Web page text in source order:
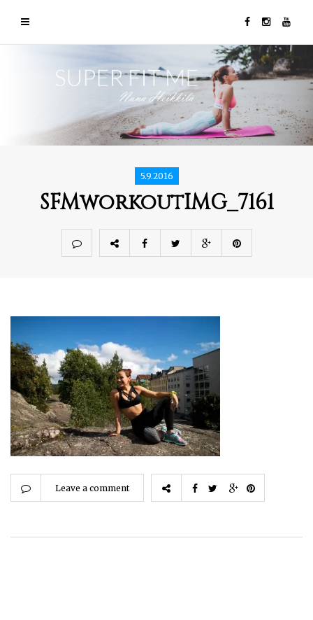
5.9.2016
SFMworkoutIMG_7161
Leave a comment